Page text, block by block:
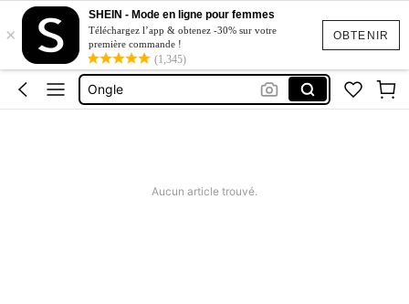
OBTENIR
×
SHEIN - Mode en ligne pour femmes
Téléchargez l’app & obtenez -30% sur votre
première commande !
(1,345)
Faux Cils
Nails
Ongle
Aucun article trouvé.